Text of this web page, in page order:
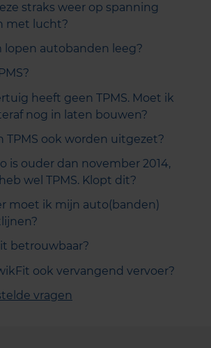
straks weer op spanning
met lucht?
lopen autobanden leeg?
heeft geen TPMS. Moet ik
nog in laten bouwen?
TPMS ook worden uitgezet?
is ouder dan november 2014,
wel TPMS. Klopt dit?
moet ik mijn auto(banden)
betrouwbaar?
ook vervangend vervoer?
vragen